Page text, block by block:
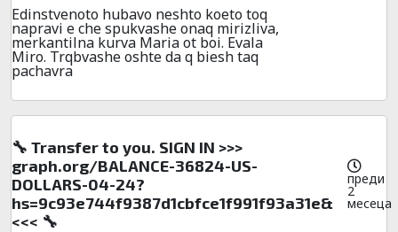
Edinstvenoto hubavo neshto koeto toq
napravi e che spukvashe onaq mirizliva,
merkantilna kurva Maria ot boi. Evala
Miro. Trqbvashe oshte da q biesh taq
pachavra
🔧 Transfer to you. SIGN IN >>>
graph.org/BALANCE-36824-US-
DOLLARS-04-24?
hs=9c93e744f9387d1cbfce1f991f93a31e&
<<< 🔧
преди
2
месеца